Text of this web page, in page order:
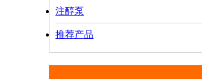
注醇泵
推荐产品